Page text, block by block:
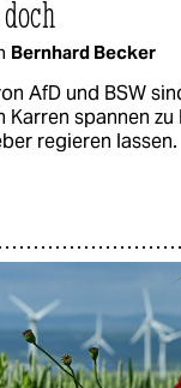
Bernhard Becker
AfD und BSW
spannen
regieren lassen.